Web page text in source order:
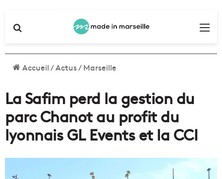
Accueil/Actus/Marseille
La Safim perd la gestion du
parc Chanot au profit du
lyonnais GL Events et la CCI